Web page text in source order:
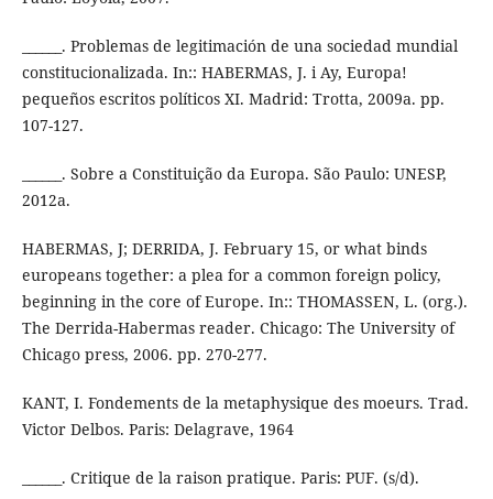
______. Problemas de legitimación de una sociedad mundial
constitucionalizada. In:: HABERMAS, J. i Ay, Europa!
pequeños escritos políticos XI. Madrid: Trotta, 2009a. pp.
107-127.
______. Sobre a Constituição da Europa. São Paulo: UNESP,
2012a.
HABERMAS, J; DERRIDA, J. February 15, or what binds
europeans together: a plea for a common foreign policy,
beginning in the core of Europe. In:: THOMASSEN, L. (org.).
The Derrida-Habermas reader. Chicago: The University of
Chicago press, 2006. pp. 270-277.
KANT, I. Fondements de la metaphysique des moeurs. Trad.
Victor Delbos. Paris: Delagrave, 1964
______. Critique de la raison pratique. Paris: PUF. (s/d).